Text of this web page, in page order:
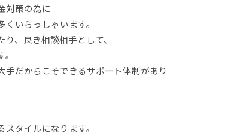
対策の為に
いらっしゃいます。
、良き相談相手として、
だからこそできるサポート体制があり
タイルになります。